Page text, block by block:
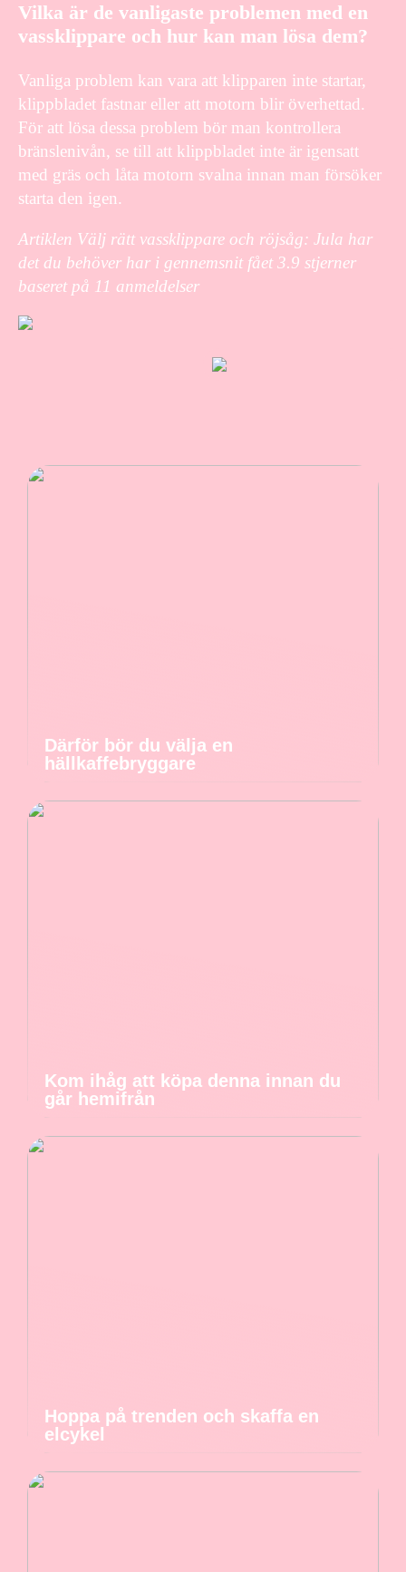
Vilka är de vanligaste problemen med en
vassklippare och hur kan man lösa dem?
Vanliga problem kan vara att klipparen inte startar,
klippbladet fastnar eller att motorn blir överhettad.
För att lösa dessa problem bör man kontrollera
bränslenivån, se till att klippbladet inte är igensatt
med gräs och låta motorn svalna innan man försöker
starta den igen.
Artiklen Välj rätt vassklippare och röjsåg: Jula har
det du behöver har i gennemsnit fået3.9 stjerner
baseret på 11 anmeldelser
Därför bör du välja en
hällkaffebryggare
Kom ihåg att köpa denna innan du
går hemifrån
Hoppa på trenden och skaffa en
elcykel